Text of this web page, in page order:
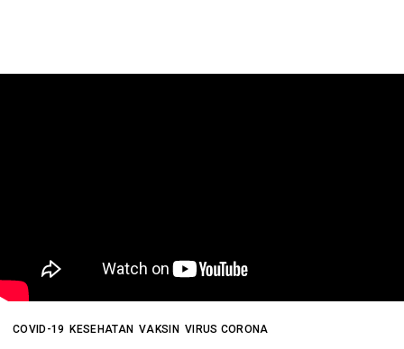
COVID-19 KESEHATAN VAKSIN VIRUS CORONA